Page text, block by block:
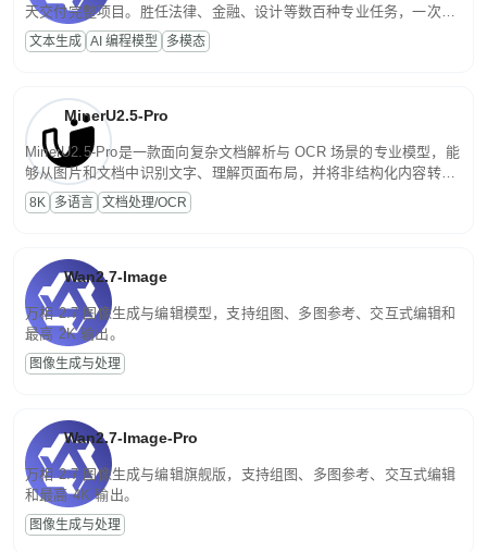
天交付完整项目。胜任法律、金融、设计等数百种专业任务，一次对
话端到端交付生产级成果。原生视觉理解贯穿规划、执行与验证全流
程，支持超长文档与长视频的深度语义解析。长程任务中自主规划与
文本生成 AI 编程模型 多模态
MinerU2.5-Pro
MinerU2.5-Pro是一款面向复杂文档解析与 OCR 场景的专业模型，能
够从图片和文档中识别文字、理解页面布局，并将非结构化内容转换
为便于存储、检索和二次处理的结构化结果。
8K 多语言 文档处理/OCR
Wan2.7-Image
万相 2.7 图像生成与编辑模型，支持组图、多图参考、交互式编辑和
最高 2K 输出。
图像生成与处理
Wan2.7-Image-Pro
万相 2.7 图像生成与编辑旗舰版，支持组图、多图参考、交互式编辑
和最高 4K 输出。
图像生成与处理